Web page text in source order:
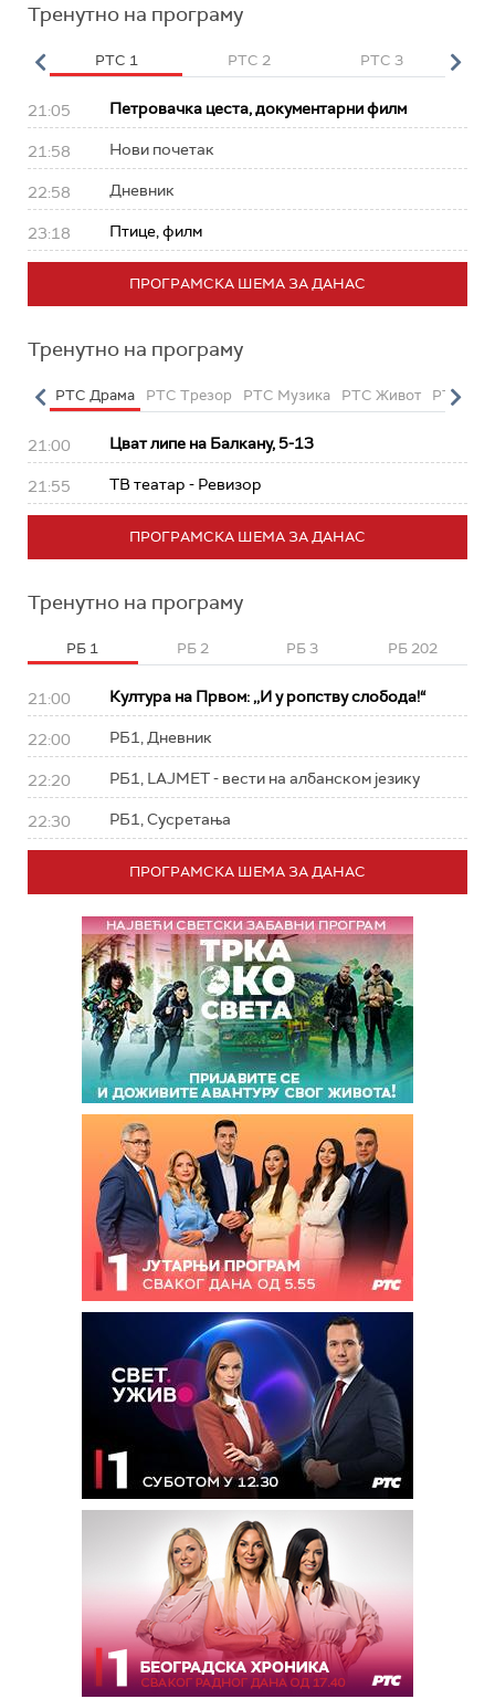
Тренутно на програму
РТС 1 РТС 2 РТС 3
21:05 Петровачка цеста, документарни филм
21:58 Нови почетак
22:58 Дневник
23:18 Птице, филм
ПРОГРАМСКА ШЕМА ЗА ДАНАС
Тренутно на програму
РТС Драма РТС Трезор РТС Музика РТС Живот РТС
21:00 Цват липе на Балкану, 5-13
21:55 ТВ театар - Ревизор
ПРОГРАМСКА ШЕМА ЗА ДАНАС
Тренутно на програму
РБ 1 РБ 2 РБ 3 РБ 202
21:00 Култура на Првом: ,,И у ропству слобода!“
22:00 РБ1, Дневник
22:20 РБ1, LAJMET - вести на албанском језику
22:30 РБ1, Сусретања
ПРОГРАМСКА ШЕМА ЗА ДАНАС